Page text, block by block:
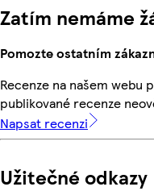
Zatím nemáme
Pomozte ostatním
Recenze na našem webu
publikované recenze
Napsat recenzi
Užitečné odkazy